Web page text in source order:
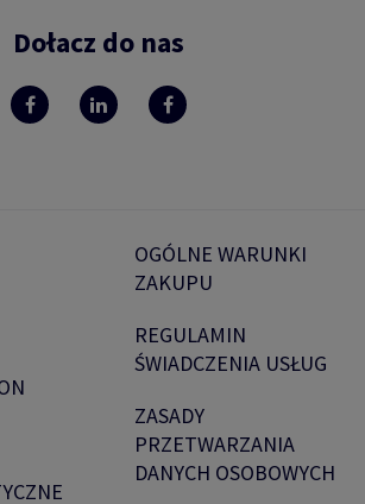
Dołacz do nas
OGÓLNE WARUNKI
ZAKUPU
REGULAMIN
ŚWIADCZENIA USŁUG
ZASADY
PRZETWARZANIA
DANYCH OSOBOWYCH